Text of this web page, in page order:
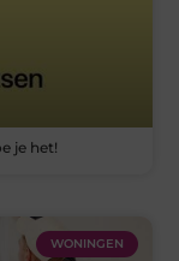
je het!
WONINGEN